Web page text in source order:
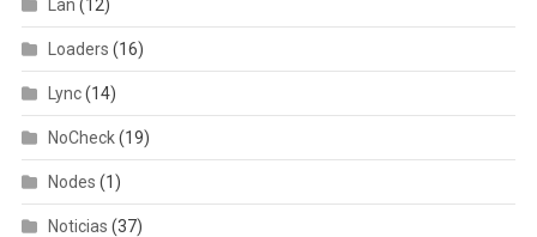
Lan (12)
Loaders (16)
Lync(14)
NoCheck(19)
Nodes (1)
Noticias (37)